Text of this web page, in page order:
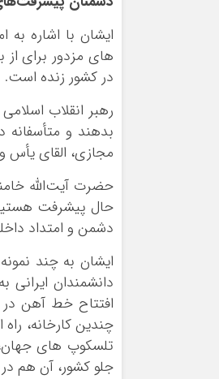
ایشان با اشاره
های مزدور برای
در کشور زنده است.
رهبر انقلاب
بدهند و متأسفانه
مجازی، القای یأس
حضرت آیت‌الله
حال پیشرفت
دشمن و امتداد
ایشان به چند
دانشمندان
‌افتتاح خط آهن
تلسکوپ های
جلو کشور، آن هم